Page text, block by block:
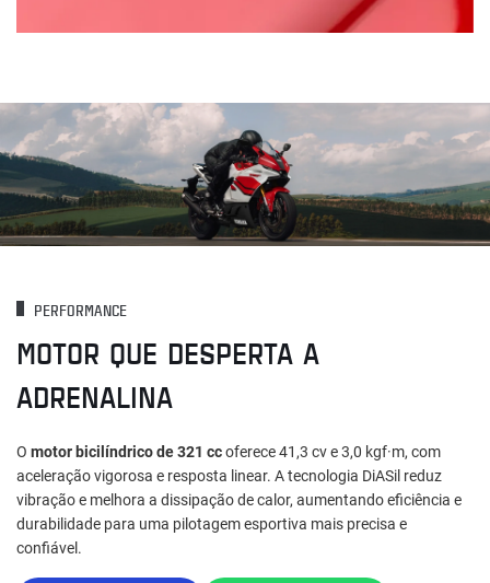
PERFORMANCE
MOTOR QUE DESPERTA A
ADRENALINA
O motor bicilíndrico de 321 ccoferece 41,3 cv e 3,0 kgf·m, com
aceleração vigorosa e resposta linear. A tecnologia DiASil reduz
vibração e melhora a dissipação de calor, aumentando eficiência e
durabilidade para uma pilotagem esportiva mais precisa e
confiável.